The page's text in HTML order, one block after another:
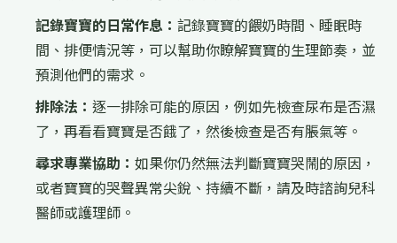
記錄寶寶的日常作息： 記錄寶寶的餵奶時間、睡眠時
間、排便情況等，可以幫助你瞭解寶寶的生理節奏，並
預測他們的需求。
排除法： 逐一排除可能的原因，例如先檢查尿布是否濕
了，再看看寶寶是否餓了，然後檢查是否有脹氣等。
尋求專業協助： 如果你仍然無法判斷寶寶哭鬧的原因，
或者寶寶的哭聲異常尖銳、持續不斷，請及時諮詢兒科
醫師或護理師。